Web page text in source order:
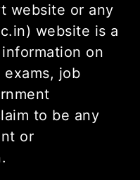
website or any
website is a
on
job
to be any
or